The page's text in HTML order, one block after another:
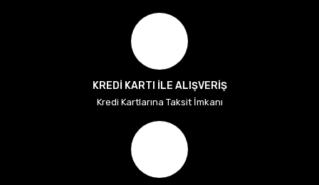
KREDİ KARTI İLE ALIŞVERİŞ
Kredi Kartlarına Taksit İmkanı